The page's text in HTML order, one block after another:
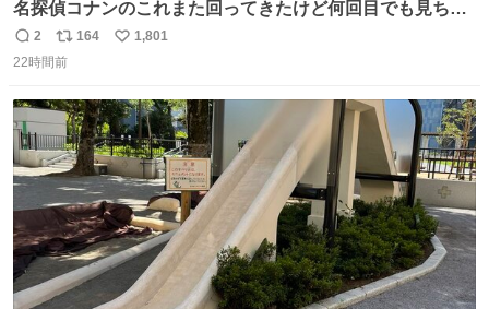
名探偵コナンのこれまた回ってきたけど何回目でも見ちゃ
う魔力あるのよな
返
信
2
リ
ポ
ト
数
164
い
数
1,801
22時間前